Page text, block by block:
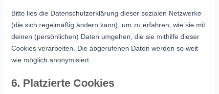
Bitte lies die Datenschutzerklärung dieser sozialen Netzwerke
(die sich regelmäßig ändern kann), um zu erfahren, wie sie mit
deinen (persönlichen) Daten umgehen, die sie mithilfe dieser
Cookies verarbeiten. Die abgerufenen Daten werden so weit
wie möglich anonymisiert.
6. Platzierte Cookies